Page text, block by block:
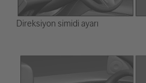
Direksiyon simidi ayarı